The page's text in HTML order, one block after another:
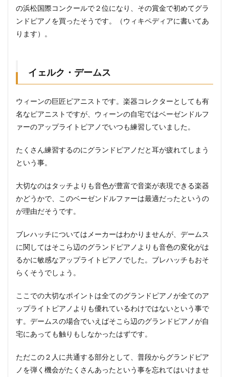
の浜松国際コンクールで２位になり、その賞金で初めてグラ
ンドピアノを買ったそうです。（ウィキペディアに書いてあ
ります）。
イェルク・デームス
ウィーンの巨匠ピアニストです。楽器コレクターとしても有
名なピアニストですが、ウィーンの自宅ではベーゼンドルフ
ァーのアップライトピアノでいつも練習していました。
たくさん練習するのにグランドピアノだと耳が疲れてしまう
という事。
大切なのはタッチよりも音色が豊富で音楽が表現できる楽器
かどうかで、このベーゼンドルファーは最適だったというの
が理由だそうです。
ブレハッチについてはメーカーはわかりませんが、デームス
に関してはそこら辺のグランドピアノよりも音色の変化がは
るかに敏感なアップライトピアノでした。ブレハッチもおそ
らくそうでしょう。
ここでの大切なポイントは全てのグランドピアノが全てのア
ップライトピアノよりも優れているわけではないという事で
す。デームスの場合でいえばそこら辺のグランドピアノが自
宅にあっても触りもしなかったはずです。
ただこの２人に共通する部分として、普段からグランドピア
ノを弾く機会がたくさんあったという事を忘れてはいけませ